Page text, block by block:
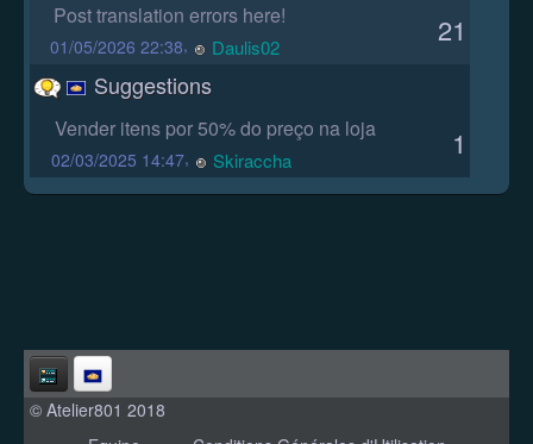
Post translation errors here!
01/05/2026 22:38, Daulis02 21
Suggestions
Vender itens por 50% do preço na loja
02/03/2025 14:47, Skiraccha 1
© Atelier801 2018